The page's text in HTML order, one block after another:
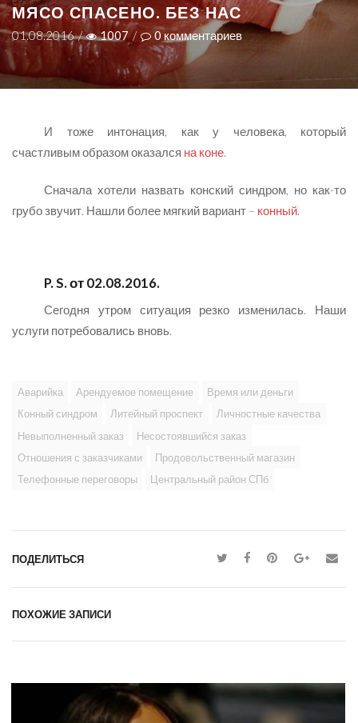
МЯСО СПАСЕНО. БЕЗ НАС
01.08.2016 / 1007 / 0 комментариев
И тоже интонация, как у человека, который
счастливым образом оказался на коне.
Сначала хотели назвать конский синдром, но как-то
грубо звучит. Нашли более мягкий вариант – конный.
P. S. от 02.08.2016.
Сегодня утром ситуация резко изменилась. Наши
услуги потребовались вновь.
Аварийка Арендуемое помещение
Время или деньги
Конный синдром
Литейный проспект
Личностные качества
Невыполненный заказ
Несостоявшийся заказ
Отношения с заказчиками
Продовольственный магазин
Телефонные переговоры
Центральный район СПб
ПОДЕЛИТЬСЯ
ПОХОЖИЕ ЗАПИСИ